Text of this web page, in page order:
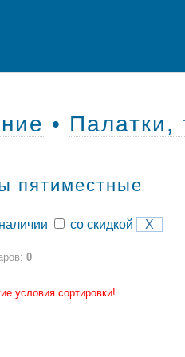
• Палатки,
пятиместные
со скидкой X
0
условия сортировки!